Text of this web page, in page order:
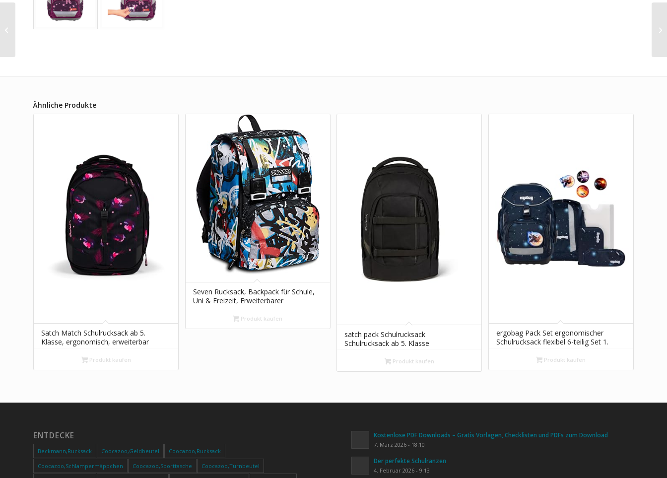
Ähnliche Produkte
Satch Match Schulrucksack ab 5.
Klasse, ergonomisch, erweiterbar
Fronttasche Mystic Nights –
Schwarz
Produkt kaufen
Seven Rucksack, Backpack für Schule,
Uni & Freizeit, Erweiterbarer
Teenager, Mädchen und Jungen, Extra
Platz, mehrfarbig, NAVY BUSH
Produkt kaufen
satch pack Schulrucksack
Schulrucksack ab 5. Klasse
standfest Organisationstalent,
Blackjack – Schwarz
Produkt kaufen
ergobag Pack Set ergonomischer
Schulrucksack flexibel 6-teilig Set 1.
Produkt kaufen
ENTDECKE
Beckmann,Rucksack Coocazoo,Geldbeutel
Coocazoo,Rucksack
Coocazoo,Schlampermäppchen
Coocazoo,Sporttasche
Coocazoo,Turnbeutel
Kostenlose PDF Downloads – Gratis Vorlagen, Checklisten und PDFs zum Download
7. März 2026 - 18:10
Der perfekte Schulranzen
4. Februar 2026 - 9:13
Ergobag Cubo Light
Schulranzen-Set 6tlg